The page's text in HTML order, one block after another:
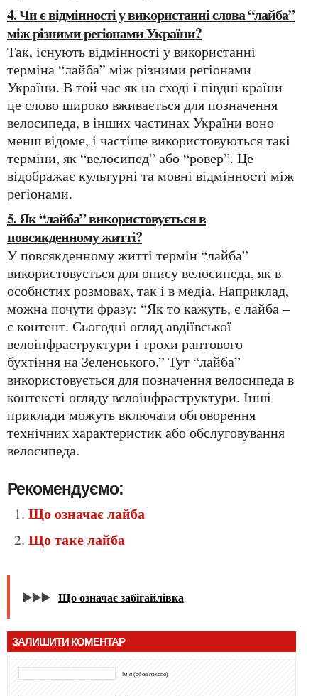
4. Чи є відмінності у використанні слова “лайба”
між різними регіонами України?
Так, існують відмінності у використанні
терміна “лайба” між різними регіонами
України. В той час як на сході і півдні країни
це слово широко вживається для позначення
велосипеда, в інших частинах України воно
менш відоме, і частіше використовуються такі
терміни, як “велосипед” або “ровер”. Це
відображає культурні та мовні відмінності між
регіонами.
5. Як “лайба” використовується в
повсякденному житті?
У повсякденному житті термін “лайба”
використовується для опису велосипеда, як в
особистих розмовах, так і в медіа. Наприклад,
можна почути фразу: “Як то кажуть, є лайба –
є контент. Сьогодні огляд авдіївської
велоінфраструктури і трохи раптового
бухтіння на Зеленського.” Тут “лайба”
використовується для позначення велосипеда в
контексті огляду велоінфраструктури. Інші
приклади можуть включати обговорення
технічних характеристик або обслуговування
велосипеда.
Рекомендуємо:
Що означає лайба
Що таке лайба
▶️▶️▶️ Що означає забігайлівка
ЗАЛИШИТИ КОМЕНТАР
Ім'я (обов'язково)